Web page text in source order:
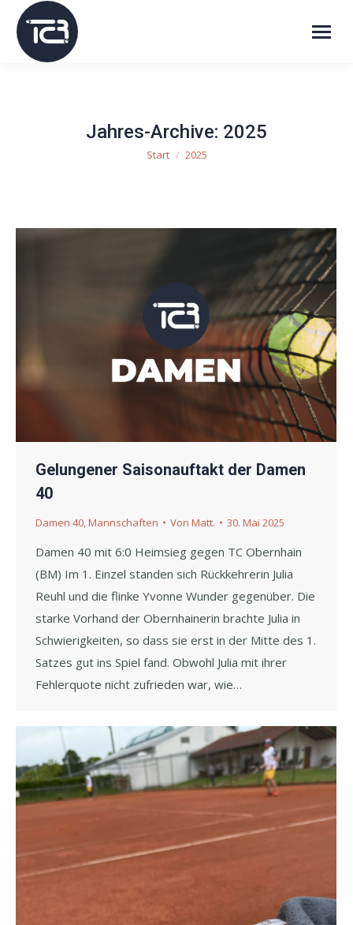
Jahres-Archive: 2025
Sie befinden sich hier:
Start 2025
Gelungener Saisonauftakt der Damen
40
Damen 40,Mannschaften Von Matt. 30. Mai 2025
Damen 40 mit 6:0 Heimsieg gegen TC Obernhain
(BM) Im 1. Einzel standen sich Rückkehrerin Julia
Reuhl und die flinke Yvonne Wunder gegenüber. Die
starke Vorhand der Obernhainerin brachte Julia in
Schwierigkeiten, so dass sie erst in der Mitte des 1.
Satzes gut ins Spiel fand. Obwohl Julia mit ihrer
Fehlerquote nicht zufrieden war, wie…